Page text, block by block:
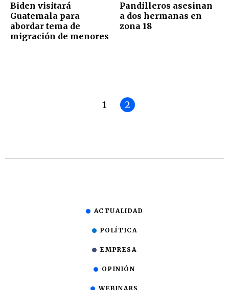
Biden visitará
Guatemala para
abordar tema de
migración de menores
Pandilleros asesinan
a dos hermanas en
zona 18
1 2
ACTUALIDAD
POLÍTICA
EMPRESA
OPINIÓN
WEBINARS